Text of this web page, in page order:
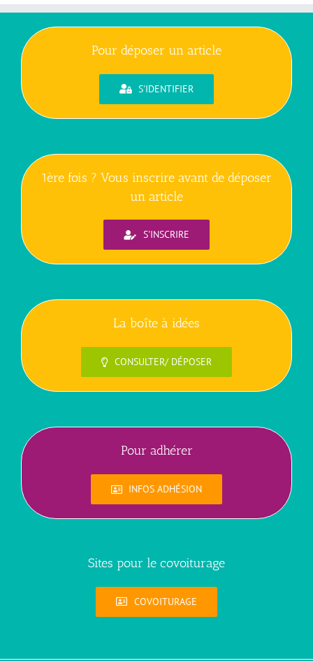
Pour déposer un article
S'IDENTIFIER
1ère fois ? Vous inscrire avant de déposer
un article
S'INSCRIRE
La boîte à idées
CONSULTER/ DÉPOSER
Pour adhérer
INFOS ADHÉSION
Sites pour le covoiturage
COVOITURAGE